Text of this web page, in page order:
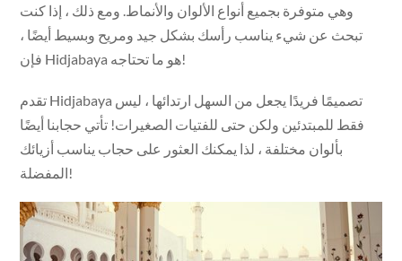
وهي متوفرة بجميع أنواع الألوان والأنماط. ومع ذلك ، إذا كنت
تبحث عن شيء يناسب رأسك بشكل جيد ومريح وبسيط أيضًا ،
فإن Hidjabaya هو ما تحتاجه!
تقدم Hidjabaya تصميمًا فريدًا يجعل من السهل ارتدائها ، ليس
فقط للمبتدئين ولكن حتى للفتيات الصغيرات! تأتي حجابنا أيضًا
بألوان مختلفة ، لذا يمكنك العثور على حجاب يناسب أزيائك
المفضلة!